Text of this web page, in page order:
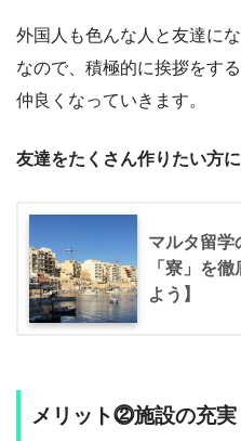
外国人も色んな人と友達に
なので、積極的に挨拶をす
仲良くなっていきます。
友達をたくさん作りたい方
マルタ留学
「寮」を
よう】
メリット⓶施設の充実